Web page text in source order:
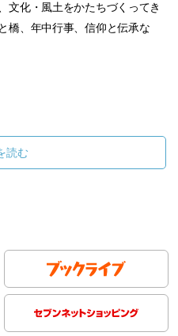
文化・風土をかたちづくってき
橋、年中行事、信仰と伝承な
読む